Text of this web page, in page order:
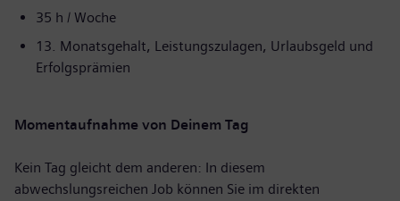
35 h / Woche
13. Monatsgehalt, Leistungszulagen, Urlaubsgeld und
Erfolgsprämien
Momentaufnahme von Deinem Tag
Kein Tag gleicht dem anderen: In diesem
abwechslungsreichen Job können Sie im direkten